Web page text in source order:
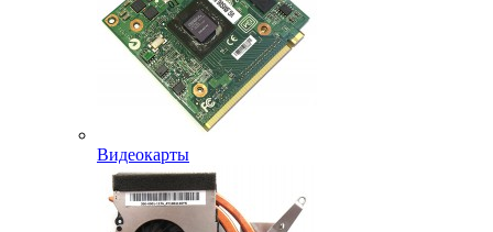
Видеокарты